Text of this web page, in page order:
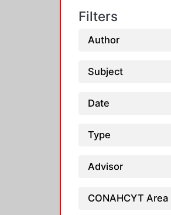
Filters
Author
Subject
Date
Type
Advisor
CONAHCYT Area